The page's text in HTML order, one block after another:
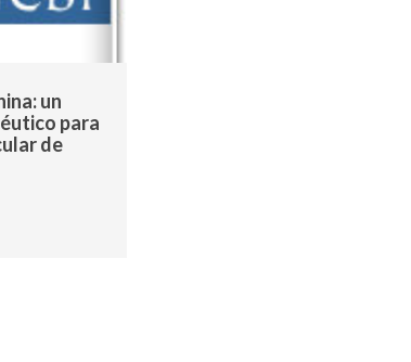
un
para
de